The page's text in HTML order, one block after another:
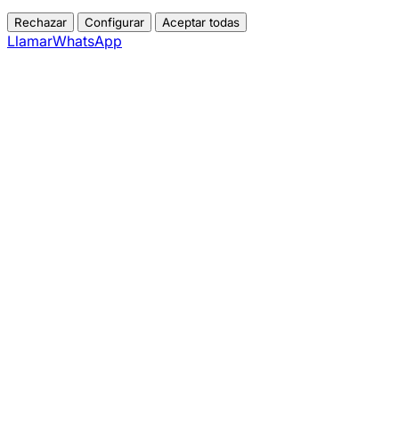
Rechazar Configurar Aceptar todas
LlamarWhatsApp